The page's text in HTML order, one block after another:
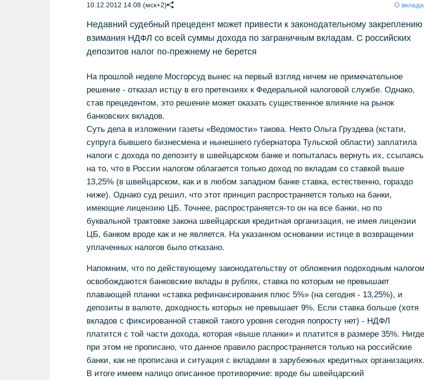
10.12.2012 14:08 (мск+2) О
Недавний судебный прецедент может привести к законодательному закреплению
взимания НДФЛ со всей суммы дохода по заграничным вкладам. С российских
депозитов налог по-прежнему не берется
На прошлой неделе Мосгорсуд вынес на первый взгляд ничем не примечательное
решение - отказал истцу в его претензиях к Федеральной налоговой службе. Однако,
став прецедентом, это решение может оказать существенное влияние на рынок
банковских вкладов.
Суть дела в изложении газеты «Ведомости» такова. Некто Ольга Груздева (кстати,
супруга бывшего бизнесмена и нынешнего губернатора Тульской области) заплатила
налоги с дохода по депозиту в швейцарском банке и попыталась вернуть их, ссылаясь
на то, что в России налогом облагается только доход по вкладам со ставкой выше
13,25% (в швейцарском, как и в любом западном банке ставка, естественно, гораздо
ниже). Однако суд решил, что этот принцип распространяется только на банки,
имеющие лицензию ЦБ. Точнее, распространяется-то он на все банки, но по
буквальной трактовке закона швейцарская кредитная организация, не имея лицензии
ЦБ, банком вроде как и не является. На указанном основании истице в возвращении
уплаченных налогов было отказано.
Напомним, что по действующему законодательству от обложения подоходным налогом
освобождаются банковские вклады в рублях, ставка по которым не превышает
плавающей планки «ставка рефинансирования плюс 5%» (на сегодня - 13,25%), и
депозиты в валюте, доходность которых не превышает 9%. Если ставка больше (хотя
вкладов с фиксированной ставкой такого уровня сегодня попросту нет) - НДФЛ
платится с той части дохода, которая «выше планки» и платится в размере 35%. Нигде
при этом не прописано, что данное правило распространяется только на российские
банки, как не прописана и ситуация с вкладами в зарубежных кредитных организациях.
В итоге имеем налицо описанное противоречие: вроде бы швейцарский